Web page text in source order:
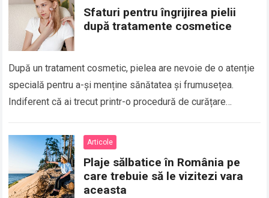
Sfaturi pentru îngrijirea pielii
după tratamente cosmetice
După un tratament cosmetic, pielea are nevoie de o atenție
specială pentru a-și menține sănătatea și frumusețea.
Indiferent că ai trecut printr-o procedură de curățare
Articole
Plaje sălbatice în România pe
care trebuie să le vizitezi vara
aceasta